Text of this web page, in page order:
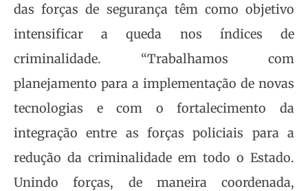
das forças de segurança têm como objetivo
intensificar a queda nos índices de
criminalidade. “Trabalhamos com
planejamento para a implementação de novas
tecnologias e com o fortalecimento da
integração entre as forças policiais para a
redução da criminalidade em todo o Estado.
Unindo forças, de maneira coordenada,